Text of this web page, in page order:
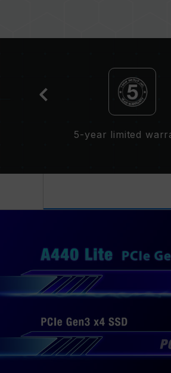
5-year limited